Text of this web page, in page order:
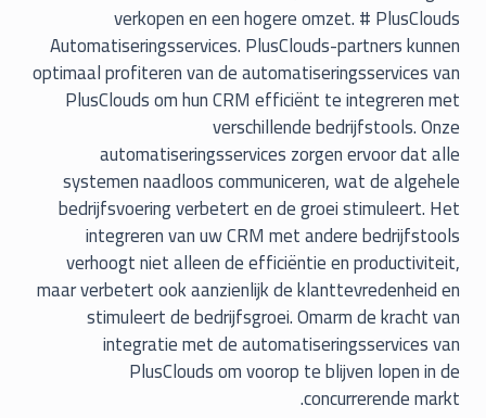
verkopen en een hogere omzet. # PlusClouds
Automatiseringsservices. PlusClouds-partners kunnen
optimaal profiteren van de automatiseringsservices van
PlusClouds om hun CRM efficiënt te integreren met
verschillende bedrijfstools. Onze
automatiseringsservices zorgen ervoor dat alle
systemen naadloos communiceren, wat de algehele
bedrijfsvoering verbetert en de groei stimuleert. Het
integreren van uw CRM met andere bedrijfstools
verhoogt niet alleen de efficiëntie en productiviteit,
maar verbetert ook aanzienlijk de klanttevredenheid en
stimuleert de bedrijfsgroei. Omarm de kracht van
integratie met de automatiseringsservices van
PlusClouds om voorop te blijven lopen in de
concurrerende markt.